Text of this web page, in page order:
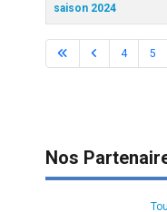
saison 2024
4 5
Nos